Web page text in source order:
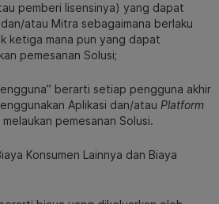
pemberi lisensinya) yang dapat
atau Mitra sebagaimana berlaku
ketiga mana pun yang dapat
pemesanan Solusi;
berarti setiap pengguna akhir
Aplikasi dan/atau Platform
pemesanan Solusi.
Konsumen Lainnya dan Biaya